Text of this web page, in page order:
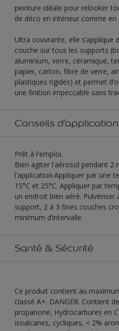
peinture idéale pour relooker
de déco en intérieur comme en
Ultra couvrante, elle s’applique
couche sur tous les supports
aluminium, verre, céramique,
papier, carton, fibre de verre,
plastiques rigides) et permet
une finition impeccable sans
Conseils d'application
Prêt à l'emploi.
Bien agiter l'aérosol pendant 2
l'application.Appliquer par une
15°C et 25°C. Appliquer par
un endroit bien aéré. Pulvériser
support, 2 à 3 fines couches
minimum d’intervalle.
Santé & Sécurité
Ce produit contient au
classé A+. DANGER. Contient
propanone, Hydrocarbures en
isoalcanes, cycliques, < 2%